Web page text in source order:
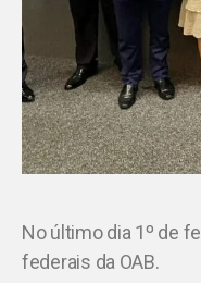
No último dia 1º de
federais da OAB.